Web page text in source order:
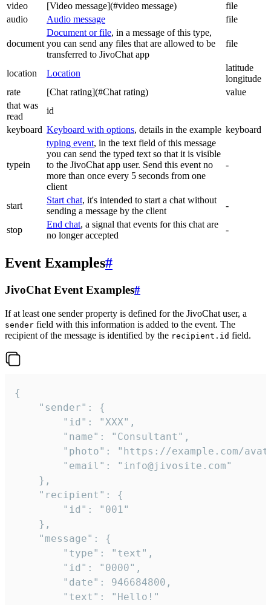
video
[Video message](#video message)
file
audio
Audio message file
document
Document or file, in a message of this type,
you can send any files that are allowed to be
transferred to JivoChat app
file
location Location
latitude
longitude
rate
[Chat rating](#Chat rating)
value
that was
read
id
keyboard Keyboard with options, details in the example keyboard
typein
typing event, in the text field of this message
you can send the typed text so that it is visible
to the JivoChat app user. Send this event no
more than once every 5 seconds from one
client
-
start
Start chat, it's intended to start a chat without
sending a message by the client
-
stop
End chat, a signal that events for this chat are
no longer accepted
-
Event Examples#
JivoChat Event Examples#
If at least one sender property is defined for the JivoChat user, a
sender field with this information is added to the event. The
recipient of the message is identified by the recipient.id field.
{